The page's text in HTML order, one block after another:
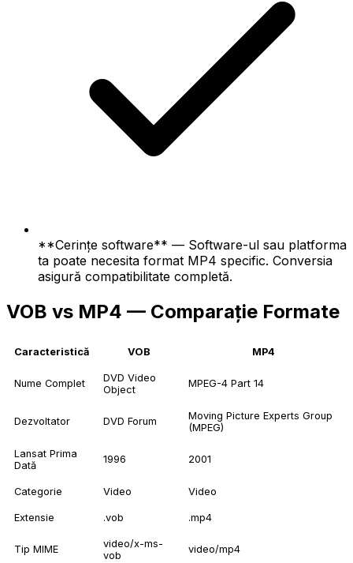
**Cerințe software** — Software-ul sau platforma
ta poate necesita format MP4 specific. Conversia
asigură compatibilitate completă.
VOB vs MP4 — Comparație Formate
Caracteristică VOB MP4
Nume Complet
DVD Video
Object
MPEG-4 Part 14
Dezvoltator DVD Forum
Moving Picture Experts Group
(MPEG)
Lansat Prima
Dată
1996 2001
Categorie Video Video
Extensie .vob .mp4
Tip MIME
video/x-ms-
vob
video/mp4